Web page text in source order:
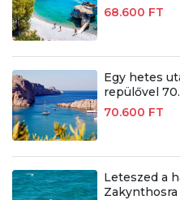
68.600 FT
Egy hetes
repülővel
70.600 FT
Leteszed a